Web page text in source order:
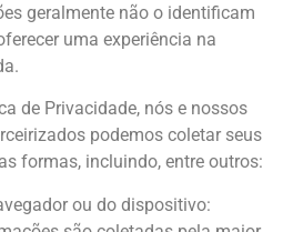
geralmente não o identificam
uma experiência na
de Privacidade, nós e nossos
podemos coletar seus
formas, incluindo, entre outros:
ou do dispositivo: